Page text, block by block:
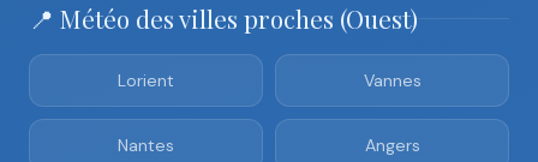
📍 Météo des villes proches (Ouest)
Lorient Vannes
Nantes Angers